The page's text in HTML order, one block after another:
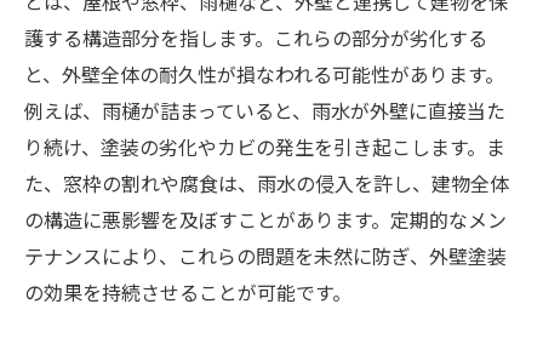
窓枠の状態が外壁塗装の見た目に与える影
響
付帯部分の耐久性が住宅全体の寿命を左右する
理由
付帯部分の耐久性が住宅の寿命に与える影
響
住宅全体を守る付帯部分の選び方
耐久性のある付帯部分で外壁塗装の効果を
護する構造部分を指します。これらの部分が劣化する
と、外壁全体の耐久性が損なわれる可能性があります。
例えば、雨樋が詰まっていると、雨水が外壁に直接当た
り続け、塗装の劣化やカビの発生を引き起こします。ま
た、窓枠の割れや腐食は、雨水の侵入を許し、建物全体
の構造に悪影響を及ぼすことがあります。定期的なメン
テナンスにより、これらの問題を未然に防ぎ、外壁塗装
の効果を持続させることが可能です。